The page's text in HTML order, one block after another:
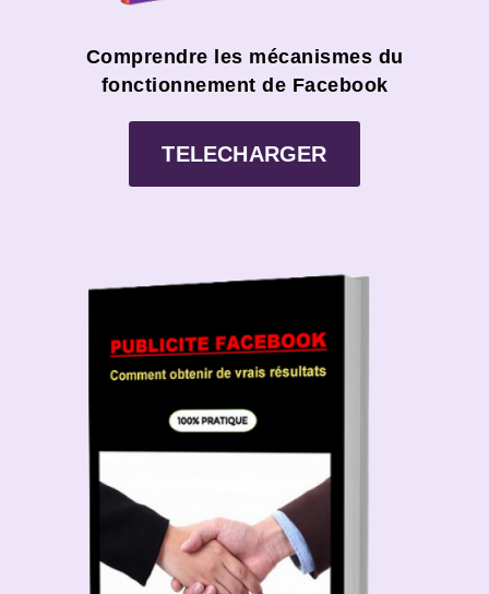
Comprendre les mécanismes du
fonctionnement de Facebook
TELECHARGER